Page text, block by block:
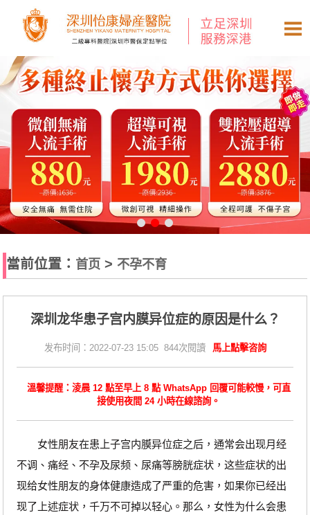
當前位置： 首页 > 不孕不育
深圳龙华患子宫内膜异位症的原因是什么？
发布时间：2022-07-23 15:05 844次閱讀 馬上點擊咨詢
溫馨提醒：淩晨 12 點至早上 8 點 WhatsApp 回覆可能較慢，可直
接使用夜間 24 小時在線諮詢。
女性朋友在患上子宫内膜异位症之后，通常会出现月经
不调、痛经、不孕及尿频、尿痛等膀胱症状，这些症状的出
现给女性朋友的身体健康造成了严重的危害，如果你已经出
现了上述症状，千万不可掉以轻心。那么，女性为什么会患